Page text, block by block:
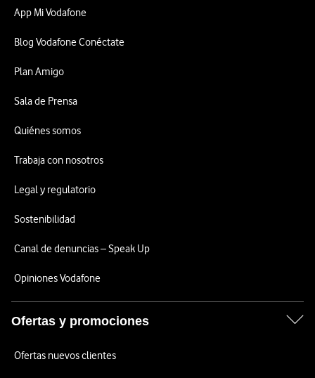
App Mi Vodafone
Blog Vodafone Conéctate
Plan Amigo
Sala de Prensa
Quiénes somos
Trabaja con nosotros
Legal y regulatorio
Sostenibilidad
Canal de denuncias – Speak Up
Opiniones Vodafone
Ofertas y promociones
Ofertas nuevos clientes